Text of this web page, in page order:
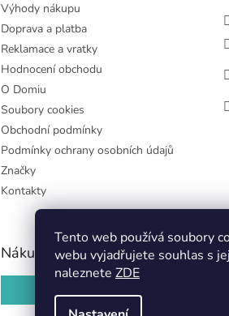
Tento web používá soubory
webu vyjadřujete souhlas s
naleznete ZDE
Výhody nákupu
Doprava a platba
Reklamace a vratky
Hodnocení obchodu
O Domiu
Soubory cookies
Obchodní podmínky
Podmínky ochrany osobních údajů
Značky
Kontakty
Nákupní košík